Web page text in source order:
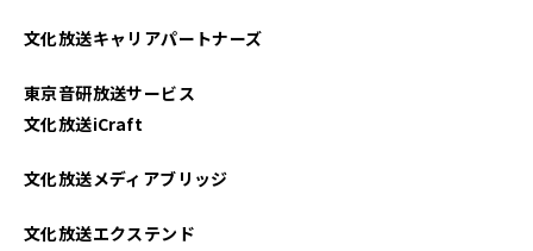
文化放送キャリアパートナーズ
東京音研放送サービス
文化放送iCraft
文化放送メディアブリッジ
文化放送エクステンド